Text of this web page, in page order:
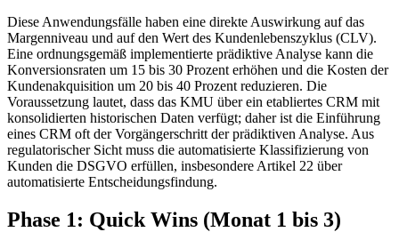
Diese Anwendungsfälle haben eine direkte Auswirkung auf das
Margenniveau und auf den Wert des Kundenlebenszyklus (CLV).
Eine ordnungsgemäß implementierte prädiktive Analyse kann die
Konversionsraten um 15 bis 30 Prozent erhöhen und die Kosten der
Kundenakquisition um 20 bis 40 Prozent reduzieren. Die
Voraussetzung lautet, dass das KMU über ein etabliertes CRM mit
konsolidierten historischen Daten verfügt; daher ist die Einführung
eines CRM oft der Vorgängerschritt der prädiktiven Analyse. Aus
regulatorischer Sicht muss die automatisierte Klassifizierung von
Kunden die DSGVO erfüllen, insbesondere Artikel 22 über
automatisierte Entscheidungsfindung.
Phase 1: Quick Wins (Monat 1 bis 3)